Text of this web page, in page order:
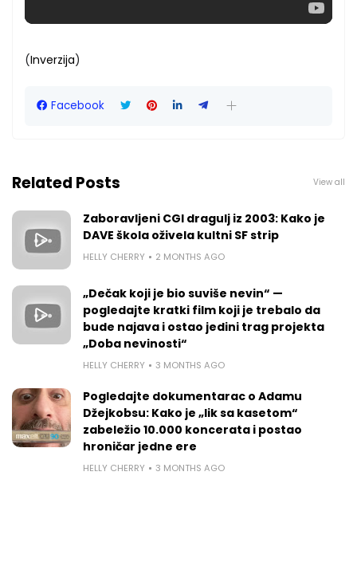
(Inverzija)
Facebook
Related Posts View all
Zaboravljeni CGI dragulj iz 2003: Kako je
DAVE škola oživela kultni SF strip
HELLY CHERRY 2 MONTHS AGO
„Dečak koji je bio suviše nevin“ —
pogledajte kratki film koji je trebalo da
bude najava i ostao jedini trag projekta
„Doba nevinosti“
HELLY CHERRY 3 MONTHS AGO
Pogledajte dokumentarac o Adamu
Džejkobsu: Kako je „lik sa kasetom“
zabeležio 10.000 koncerata i postao
hroničar jedne ere
HELLY CHERRY 3 MONTHS AGO